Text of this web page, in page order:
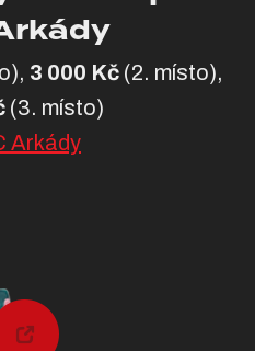
3 000 Kč(2. místo),
(3. místo)
Arkády